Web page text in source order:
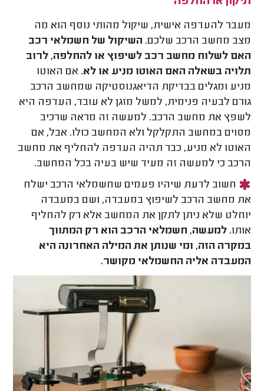
מעבר להעדפה אישית, שיקול מהותי נוסף הוא מה
מצב מחשב הרכב שלכם. השיקול של חשמלאי רכב
האם לשלוח מחשב רכב לשיפוץ או להחלפה, לרוב
תלויה בשאלה האם האוטו מניע או לא. אם האוטו
מניע ומגלים בבדיקת הדיאגנוסטיקה שמחשב הרכב
גורם לבעיה פנימית, למשל מזגן לא עובד, העדפה היא
לשפץ את מחשב הרכב. למעשה זה מראה שרכיב
מסוים במחשב התקלקל ולא המחשב כולו. אבל, אם
האוטו לא מניע, כבר תהיה העדפה להחליף את מחשב
הרכב כי למעשה זה מעיד שיש בעיה בכל המחשב.
חשוב לדעת שיהיו פעמים שחשמלאי הרכב ישלח
את מחשב הרכב לשיפוץ במעבדה, ושם במעבדה
יוחלט שלא ניתן לתקן את המחשב אלא רק להחליף
אותו. למעשה, חשמלאי הרכב הוא רק המתווך
במקרה הזה, ומי שנותן את המילה האחרונה היא
המעבדה אליה החשמלאי מקושר.